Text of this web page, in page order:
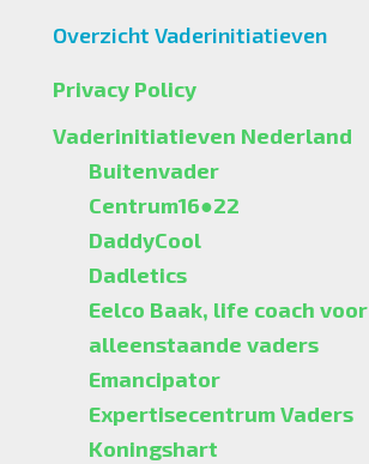
Overzicht Vaderinitiatieven
Privacy Policy
Vaderinitiatieven Nederland
Buitenvader
Centrum16●22
DaddyCool
Dadletics
Eelco Baak, life coach voor
alleenstaande vaders
Emancipator
Expertisecentrum Vaders
Koningshart